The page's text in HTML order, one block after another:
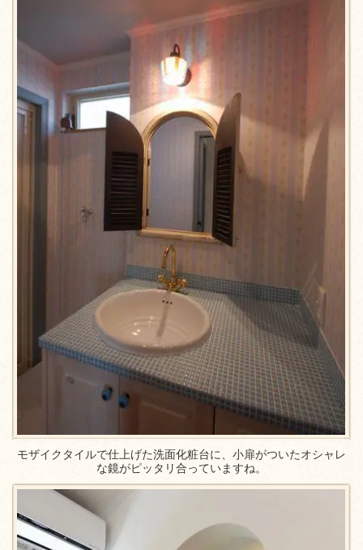
モザイクタイルで仕上げた洗面化粧台に、小扉がついたオシャレ
な鏡がピッタリ合っていますね。